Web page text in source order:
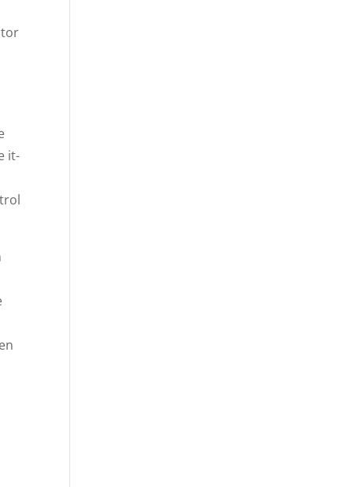
it-